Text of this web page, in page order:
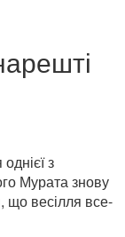
з
Мурата знову
що весілля все-